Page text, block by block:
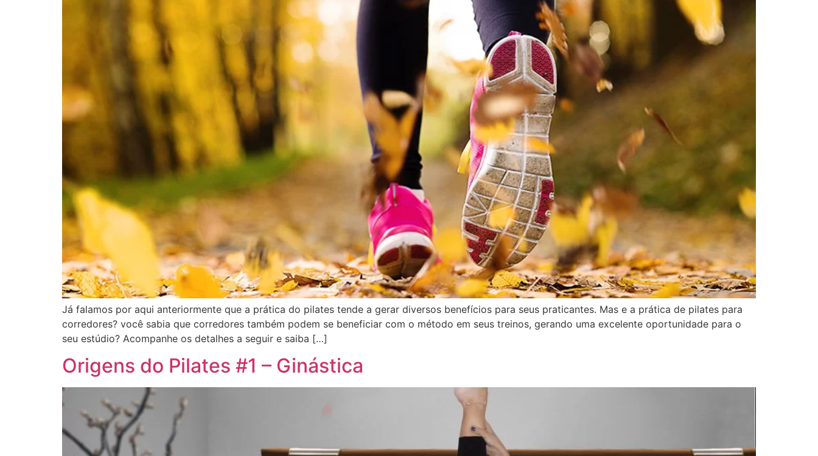
Já falamos por aqui anteriormente que a prática do pilates tende a gerar diversos benefícios para seus praticantes. Mas e a prática de pilates para
corredores? você sabia que corredores também podem se beneficiar com o método em seus treinos, gerando uma excelente oportunidade para o
seu estúdio? Acompanhe os detalhes a seguir e saiba […]
Origens do Pilates #1 – Ginástica